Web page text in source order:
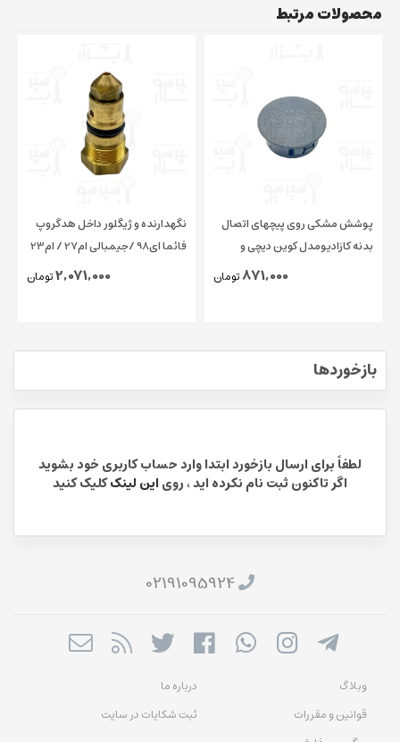
محصولات مرتبط
پوشش مشکی روی پیچهای اتصال
بدنه کازادیومدل کوین دیچی و
چیمبالی و فائما قطر ۱۵ میلیمتر
871,000تومان
نگهدارنده و ژیگلور داخل هدگروپ
فائما ای98 /جیمبالی ام27 / ام23
2,071,000تومان
بازخوردها
لطفاً برای ارسال بازخورد ابتدا وارد حساب کاربری خود بشوید
اگر تاکنون ثبت نام نکرده اید ، روی این لینککلیک کنید
02191095924
وبلاگ
درباره ما
قوانین و مقررات
ثبت شکایات در سایت